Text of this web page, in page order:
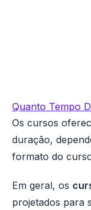
Quanto Tempo
Os cursos
duração,
formato do
Em geral, os
projetados para